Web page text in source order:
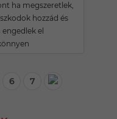
ha megszeretlek,
hozzád és
engedlek el
6 7